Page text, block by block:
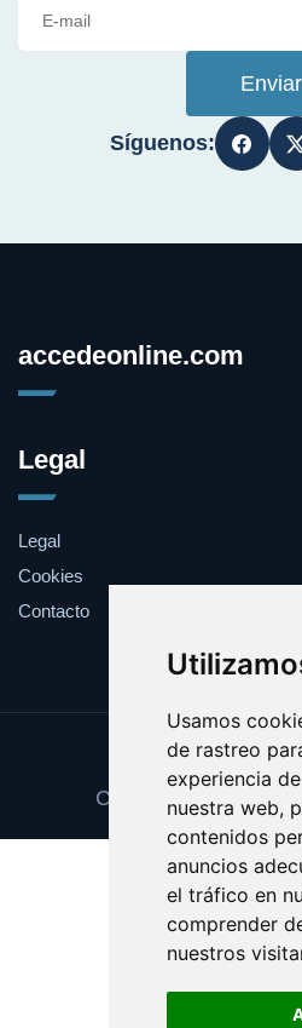
Usamos
de rastreo
experiencia
nuestra web,
contenidos
anuncios
el tráfico en
comprender
nuestros
Enviar
Síguenos:
accedeonline.com
Legal
Legal
Cookies
Contacto
Update cookies
Copyright © 2025